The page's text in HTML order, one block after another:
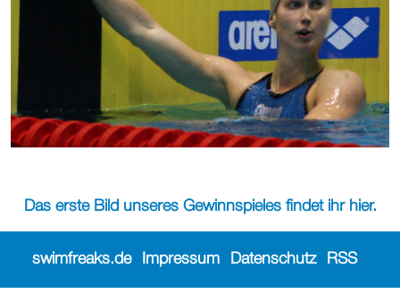
Das erste Bild unseres Gewinnspieles findet ihr hier.
swimfreaks.de Impressum Datenschutz RSS